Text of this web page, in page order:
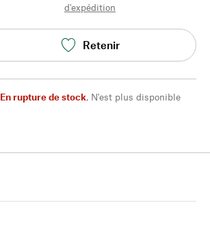
d'expédition
Retenir
En rupture de stock, N'est plus disponible